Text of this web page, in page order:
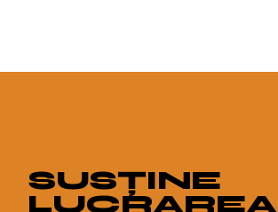
SUSȚINE
LUCRAREA